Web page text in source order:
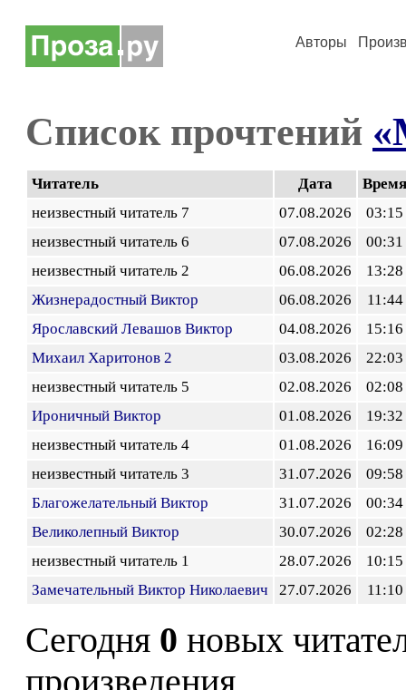
Авторы
Список прочтений
Читатель Дата
Время
неизвестный читатель 7
07.08.2026
03:15
неизвестный читатель 6
07.08.2026
00:31
неизвестный читатель 2
06.08.2026
13:28
Жизнерадостный Виктор
06.08.2026
11:44
Ярославский Левашов Виктор
04.08.2026
15:16
Михаил Харитонов 2
03.08.2026
22:03
неизвестный читатель 5
02.08.2026
02:08
Ироничный Виктор
01.08.2026
19:32
неизвестный читатель 4
01.08.2026
16:09
неизвестный читатель 3
31.07.2026
09:58
Благожелательный Виктор
31.07.2026
00:34
Великолепный Виктор
30.07.2026
02:28
неизвестный читатель 1
28.07.2026
10:15
Замечательный Виктор Николаевич
27.07.2026 11:10
Сегодня 0 новых
произведения